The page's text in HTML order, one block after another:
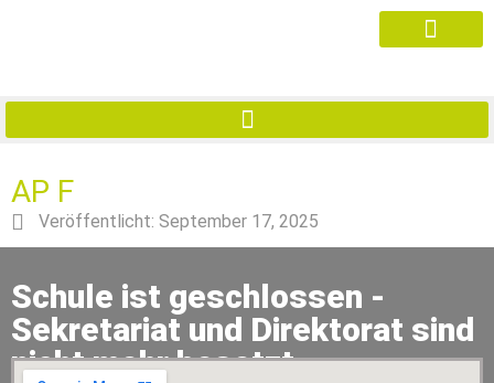
AP F
Veröffentlicht: September 17, 2025
Schule ist geschlossen -
Sekretariat und Direktorat sind
nicht mehr besetzt.